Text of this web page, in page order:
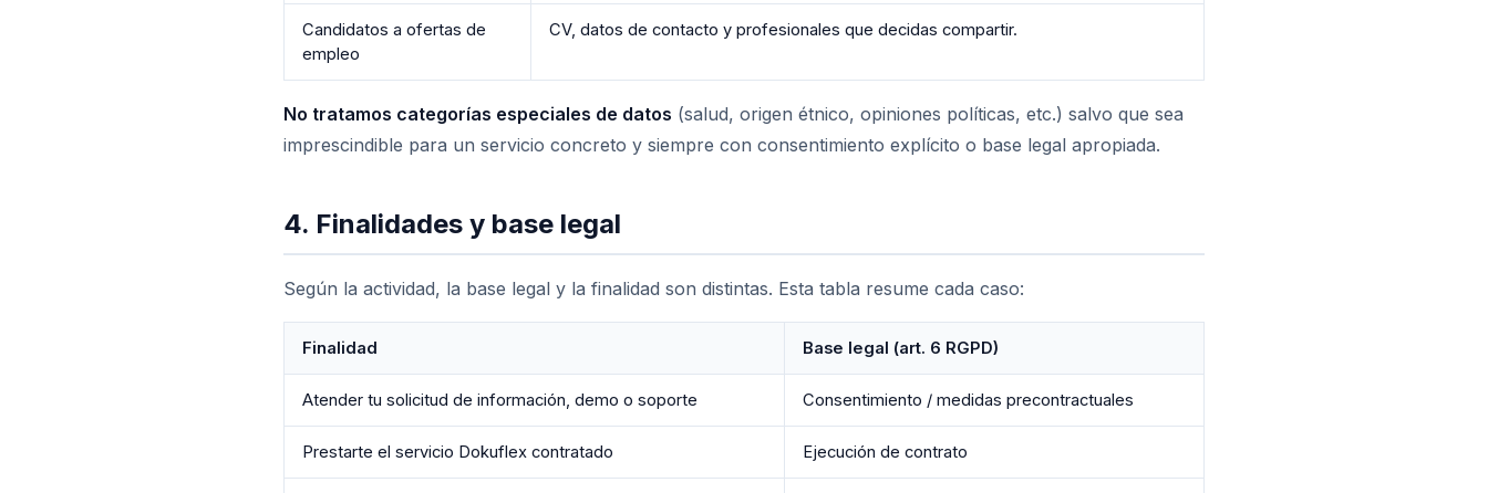
Candidatos a ofertas de
empleo
CV, datos de contacto y profesionales que decidas compartir.
No tratamos categorías especiales de datos (salud, origen étnico, opiniones políticas, etc.) salvo que sea
imprescindible para un servicio concreto y siempre con consentimiento explícito o base legal apropiada.
4. Finalidades y base legal
Según la actividad, la base legal y la finalidad son distintas. Esta tabla resume cada caso:
Finalidad Base legal (art. 6 RGPD)
Atender tu solicitud de información, demo o soporte Consentimiento / medidas precontractuales
Prestarte el servicio Dokuflex contratado Ejecución de contrato